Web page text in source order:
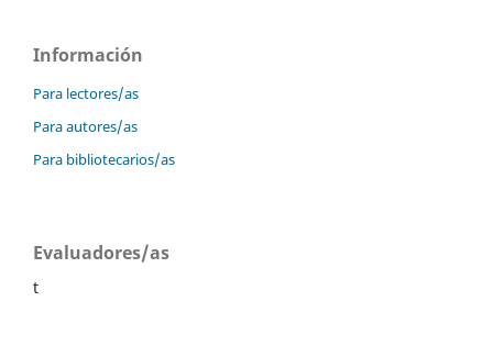
Información
Para lectores/as
Para autores/as
Para bibliotecarios/as
Evaluadores/as
t